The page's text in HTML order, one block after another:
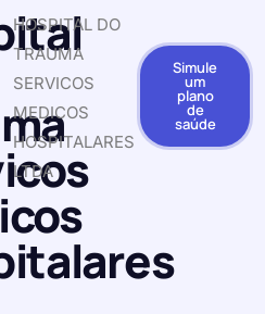
HOSPITAL DO
TRAUMA
SERVICOS
MEDICOS
HOSPITALARES
LTDA
Simule
um
plano
de
saúde